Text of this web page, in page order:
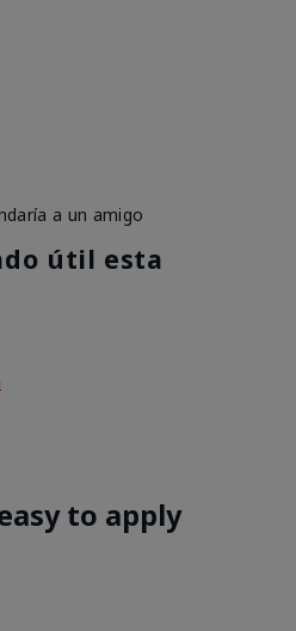
a un amigo
útil esta
to apply